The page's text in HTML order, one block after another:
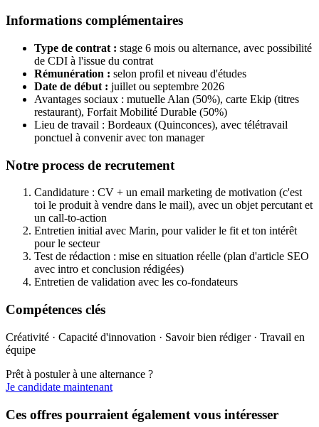
Informations complémentaires
Type de contrat : stage 6 mois ou alternance, avec possibilité
de CDI à l'issue du contrat
Rémunération : selon profil et niveau d'études
Date de début : juillet ou septembre 2026
Avantages sociaux : mutuelle Alan (50%), carte Ekip (titres
restaurant), Forfait Mobilité Durable (50%)
Lieu de travail : Bordeaux (Quinconces), avec télétravail
ponctuel à convenir avec ton manager
Notre process de recrutement
Candidature : CV + un email marketing de motivation (c'est
toi le produit à vendre dans le mail), avec un objet percutant et
un call-to-action
Entretien initial avec Marin, pour valider le fit et ton intérêt
pour le secteur
Test de rédaction : mise en situation réelle (plan d'article SEO
avec intro et conclusion rédigées)
Entretien de validation avec les co-fondateurs
Compétences clés
Créativité · Capacité d'innovation · Savoir bien rédiger · Travail en
équipe
Prêt à postuler à une alternance ?
Je candidate maintenant
Ces offres pourraient également vous intéresser